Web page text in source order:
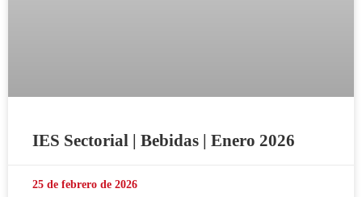
IES Sectorial | Bebidas | Enero 2026
25 de febrero de 2026